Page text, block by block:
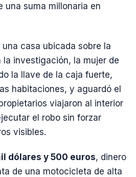
una suma millonaria en
casa ubicada sobre la
la investigación, la mujer de
la llave de la caja fuerte,
habitaciones, y aguardó el
viajaron al interior
el robo sin forzar
visibles.
dólares y 500 euros, dinero
de una motocicleta de alta